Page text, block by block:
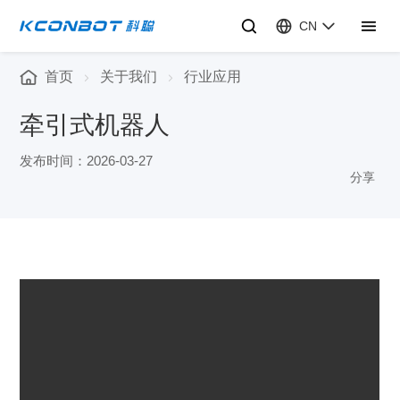
CN
首页 关于我们 行业应用
牵引式机器人
发布时间：2026-03-27
分享